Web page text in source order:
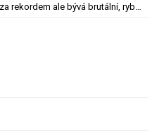
Sumec je pro rybáře i v ČR trofej. Hon za rekordem ale bývá brutální, rybu zničí